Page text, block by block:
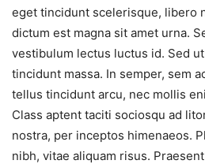
eget tincidunt scelerisque, libero
dictum est magna sit amet urna.
vestibulum lectus luctus id. Sed
tincidunt massa. In semper, sem
tellus tincidunt arcu, nec mollis
Class aptent taciti sociosqu ad
nostra, per inceptos himenaeos.
nibh, vitae aliquam risus.